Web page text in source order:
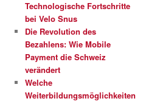
Technologische Fortschritte
bei Velo Snus
Die Revolution des
Bezahlens: Wie Mobile
Payment die Schweiz
verändert
Welche
Weiterbildungsmöglichkeiten